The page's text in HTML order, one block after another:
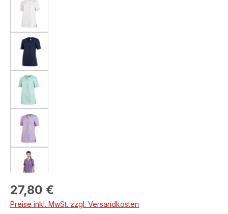
Regulärer Preis:
27,80 €
Preise inkl. MwSt. zzgl. Versandkosten